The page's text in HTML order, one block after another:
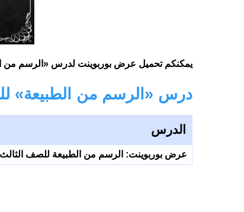
يمكنكم تحميل عرض بوربوينت لدرس «الرسم من
درس «الرسم من الطبيعة»
الدرس
عرض بوربوينت: الرسم من الطبيعة للصف الثالث